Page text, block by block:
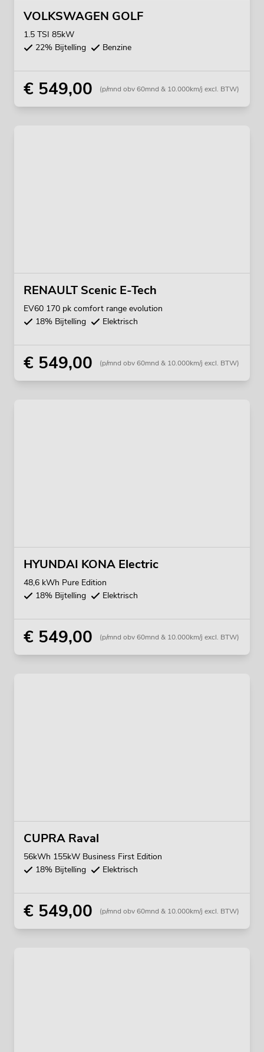
VOLKSWAGEN GOLF
1.5 TSI 85kW
22% Bijtelling
Benzine
€ 549,00 (p/mnd obv 60mnd & 10.000km/j excl. BTW)
RENAULT Scenic E-Tech
EV60 170 pk comfort range evolution
18% Bijtelling
Elektrisch
€ 549,00 (p/mnd obv 60mnd & 10.000km/j excl. BTW)
HYUNDAI KONA Electric
48,6 kWh Pure Edition
18% Bijtelling
Elektrisch
€ 549,00 (p/mnd obv 60mnd & 10.000km/j excl. BTW)
CUPRA Raval
56kWh 155kW Business First Edition
18% Bijtelling
Elektrisch
€ 549,00 (p/mnd obv 60mnd & 10.000km/j excl. BTW)